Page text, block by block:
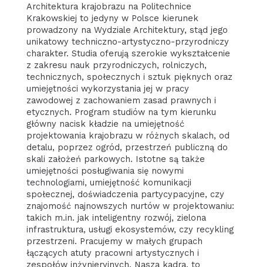
Architektura krajobrazu na Politechnice
Krakowskiej to jedyny w Polsce kierunek
prowadzony na Wydziale Architektury, stąd jego
unikatowy techniczno-artystyczno-przyrodniczy
charakter. Studia oferują szerokie wykształcenie
z zakresu nauk przyrodniczych, rolniczych,
technicznych, społecznych i sztuk pięknych oraz
umiejętności wykorzystania jej w pracy
zawodowej z zachowaniem zasad prawnych i
etycznych. Program studiów na tym kierunku
główny nacisk kładzie na umiejętność
projektowania krajobrazu w różnych skalach, od
detalu, poprzez ogród, przestrzeń publiczną do
skali założeń parkowych. Istotne są także
umiejętności posługiwania się nowymi
technologiami, umiejętność komunikacji
społecznej, doświadczenia partycypacyjne, czy
znajomość najnowszych nurtów w projektowaniu:
takich m.in. jak inteligentny rozwój, zielona
infrastruktura, usługi ekosystemów, czy recykling
przestrzeni. Pracujemy w małych grupach
łączących atuty pracowni artystycznych i
zespołów inżynieryjnych. Nasza kadra, to